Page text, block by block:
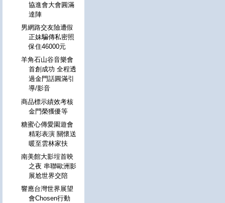
協進會大會圓滿
達陣
男網路交友險遭假
正妹騙傳私密照
保住46000元
羊角石山谷音樂會
首創成功 全程透
過金門話圓滿引
導/影音
商品標示績效考核
金門榮獲優等
糖蜜心傳愛園遊會
精彩表演 關懷送
暖至雲林家扶
南美館大影埕首映
之夜 串聯歐洲影
展尬世界交陪
響應台灣世界展望
會Chosen行動